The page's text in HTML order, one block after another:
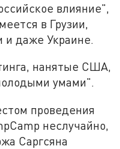
влияние",
в Грузии,
и даже Украине.
нанятые США,
умами".
проведения
неслучайно,
Саргсяна